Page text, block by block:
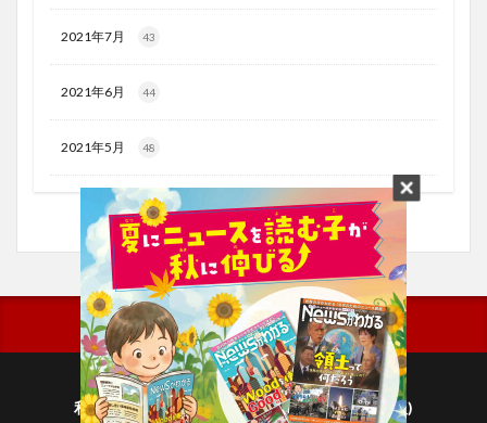
2021年7月 43
2021年6月 44
2021年5月 48
利用規約 プライバシーポリシー(毎日新聞出版)